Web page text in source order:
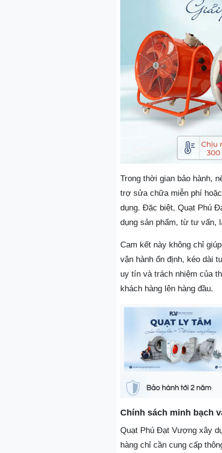
Trong thời gian bảo hành,
trợ sửa chữa miễn phí
dụng. Đặc biệt, Quạt Phú
dụng sản phẩm, từ tư vấn,
Cam kết này không chỉ
vận hành ổn định, kéo dài
uy tín và trách nhiệm của
khách hàng lên hàng đầu.
Chính sách minh bạch
Quạt Phú Đạt Vượng xây
hàng chỉ cần cung cấp